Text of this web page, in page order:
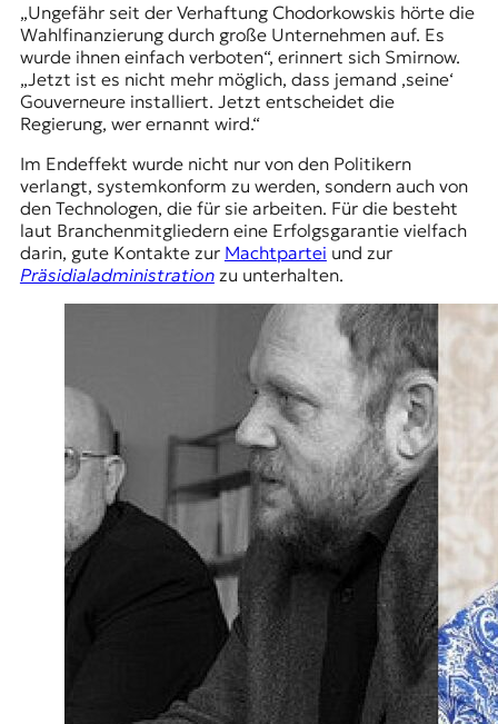
„Ungefähr seit der Verhaftung Chodorkowskis hörte die
Wahlfinanzierung durch große Unternehmen auf. Es
wurde ihnen einfach verboten“, erinnert sich Smirnow.
„Jetzt ist es nicht mehr möglich, dass jemand ‚seine‘
Gouverneure installiert. Jetzt entscheidet die
Regierung, wer ernannt wird.“
Im Endeffekt wurde nicht nur von den Politikern
verlangt, systemkonform zu werden, sondern auch von
den Technologen, die für sie arbeiten. Für die besteht
laut Branchenmitgliedern eine Erfolgsgarantie vielfach
darin, gute Kontakte zur Machtpartei und zur
Präsidialadministration zu unterhalten.